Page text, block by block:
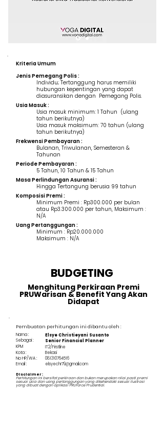
Kriteria Umum
Jenis Pemegang Polis :
Individu; Tertanggung harus memiliki
hubungan kepentingan yang dapat
diasuransikan dengan Pemegang Polis.
Usia Masuk :
Usia masuk minimum: 1 Tahun (ulang
tahun berikutnya)
Usia masuk maksimum: 70 tahun (ulang
tahun berikutnya)
Frekwensi Pembayaran :
Bulanan, Triwulanan, Semesteran &
Tahunan
Periode Pembayaran :
5 Tahun, 10 Tahun & 15 Tahun
Masa Perlindungan Asuransi :
Hingga Tertangung berusia 99 tahun
Komposisi Premi :
Minimum Premi : Rp300.000 per bulan
atau Rp3.300.000 per tahun, Maksimum :
N/A
Uang Pertanggungan :
Minimum : Rp20.000.000
Maksimum : N/A
BUDGETING
Menghitung Perkiraan Premi
PRUWarisan & Benefit Yang Akan
Didapat
Pembuatan perhitungan ini dibantu oleh :
Nama :
Elsye Christieyani Susanto
Sebagai :
Senior Financial Planner
KPM
IT2/Firstline
Bekasi
Kota :
081310764516
No HP/WA :
Email :
elsyechr79@gmail.com
Disclaimer :
Perhitungan ini bersifat perkiraan dan bukan merupakan nilai pasti premi
sesuai usia dan uang pertanggungan yang dikehendaki sesuai ilustrasi
yang dibuat dengan aplikasi PRUForce Prudential.